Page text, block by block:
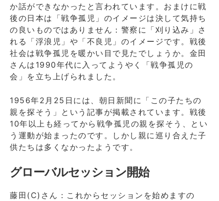
か話ができなかったと言われています。おまけに戦
後の日本は「戦争孤児」のイメージは決して気持ち
の良いものではありません：警察に「刈り込み」さ
れる「浮浪児」や「不良児」のイメージです。戦後
社会は戦争孤児を暖かい目で見たでしょうか。金田
さんは1990年代に入ってようやく「戦争孤児の
会」を立ち上げられました。
1956年2月25日には、朝日新聞に「この子たちの
親を探そう」という記事が掲載されています。戦後
10年以上も経ってから戦争孤児の親を探そう、とい
う運動が始まったのです。しかし親に巡り合えた子
供たちは多くなかったようです。
グローバルセッション開始
藤田(C)さん：これからセッションを始めますの